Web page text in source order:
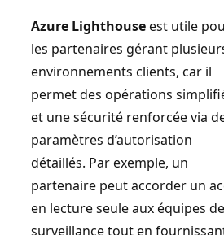
Azure Lighthouseest utile
les partenaires gérant
environnements clients, car il
permet des opérations
et une sécurité renforcée via
paramètres d’autorisation
détaillés. Par exemple, un
partenaire peut accorder un
en lecture seule aux équipes de
surveillance tout en